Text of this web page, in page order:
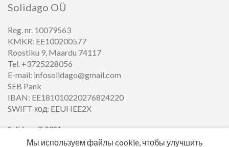
Solidago OÜ
Reg. nr. 10079563
KMKR: EE100200577
Roostiku 9, Maardu 74117
Tel. +3725228056
E-mail: infosolidago@gmail.com
SEB Pank
IBAN: EE181010220276824220
SWIFT код: EEUHEE2X
Solidago ©2021
Мы используем файлы cookie, чтобы улучшить